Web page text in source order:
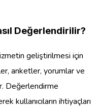
Değerlendirilir?
geliştirilmesi için
anketler, yorumlar ve
Değerlendirme
kullanıcıların ihtiyaçları